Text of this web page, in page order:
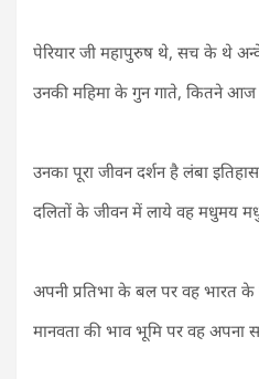
पेरियार जी महापुरुष थे, सच के थे
उनकी महिमा के गुन गाते, कितने आज
उनका पूरा जीवन दर्शन है लंबा
दलितों के जीवन में लाये वह मधुमय
अपनी प्रतिभा के बल पर वह भारत
मानवता की भाव भूमि पर वह अपना